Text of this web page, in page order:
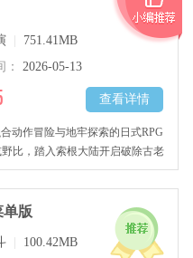
751.41MB
：
2026-05-13
查看详情
动作冒险与地牢探索的日式RPG
比，踏入索根大陆开启破除古老
阔地图遍布隐藏秘密与挑战，每
与珍稀宝藏。玩家可自由学习瞬
锋利忍刀与防御护具打造专属战
不同形状、稀有度的宝石自由组
高回报的增益机制。丰富外观定
单版
100.42MB